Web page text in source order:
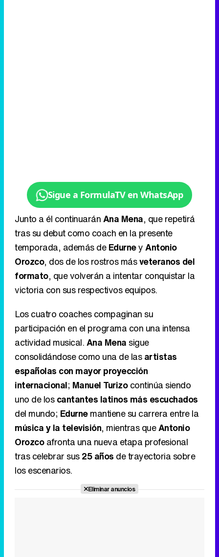
Sigue a FormulaTV en WhatsApp
Junto a él continuaránAna Mena, que repetirá
tras su debut como coach en la presente
temporada, además deEdurneyAntonio
Orozco, dos de los rostros másveteranos del
formato, que volverán a intentar conquistar la
victoria con sus respectivos equipos.
Los cuatro coaches compaginan su
participación en el programa con una intensa
actividad musical.Ana Mena sigue
consolidándose como una de lasartistas
españolas con mayor proyección
internacional; Manuel Turizocontinúa siendo
uno de loscantantes latinos más escuchados
del mundo; Edurnemantiene su carrera entre la
música y la televisión, mientras queAntonio
Orozcoafronta una nueva etapa profesional
tras celebrar sus25 años de trayectoria sobre
los escenarios.
Eliminar anuncios